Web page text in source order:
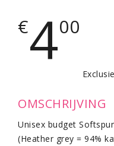
€400
OMSCHRIJVING
Unisex budget
(Heather grey = 94%